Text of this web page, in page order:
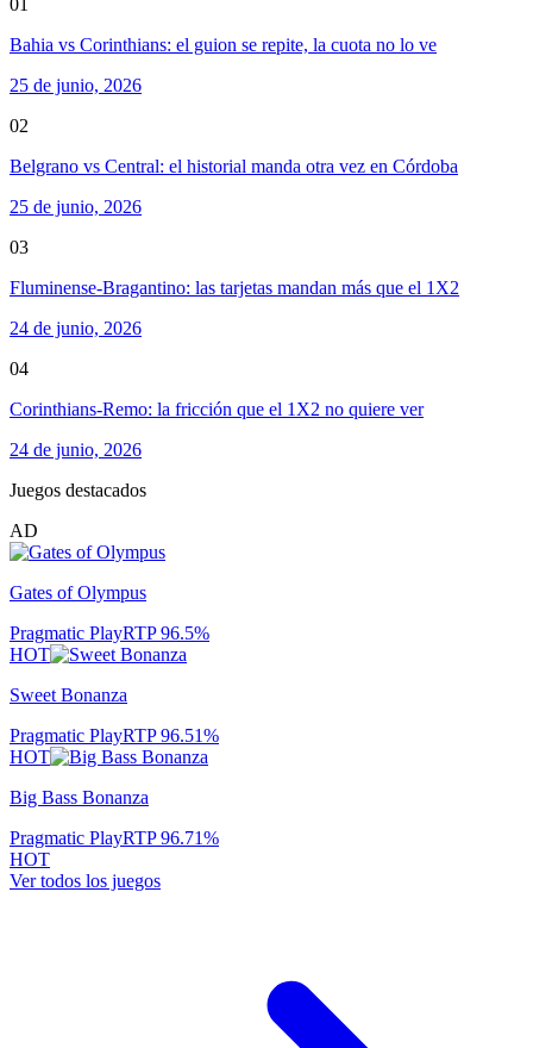
01
Bahia vs Corinthians: el guion se repite, la cuota no lo ve
25 de junio, 2026
02
Belgrano vs Central: el historial manda otra vez en Córdoba
25 de junio, 2026
03
Fluminense-Bragantino: las tarjetas mandan más que el 1X2
24 de junio, 2026
04
Corinthians-Remo: la fricción que el 1X2 no quiere ver
24 de junio, 2026
Juegos destacados
AD
Gates of Olympus
Pragmatic PlayRTP96.5%
HOT
Sweet Bonanza
Pragmatic PlayRTP96.51%
HOT
Big Bass Bonanza
Pragmatic PlayRTP96.71%
HOT
Ver todos los juegos